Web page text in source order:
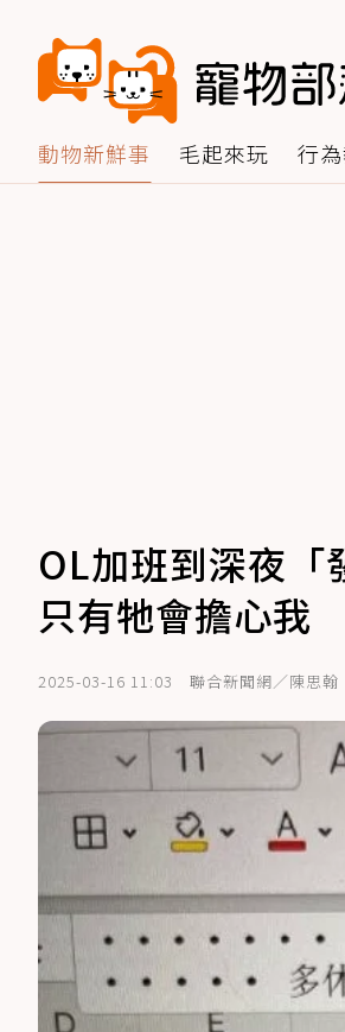
動物新鮮事 毛起來玩 行
OL加班到深夜「
只有牠會擔心我
2025-03-16 11:03 聯合新聞網／陳思翰